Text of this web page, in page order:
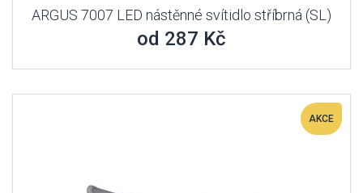
ARGUS 7007 LED nástěnné svítidlo stříbrná (SL)
od 287 Kč
AKCE